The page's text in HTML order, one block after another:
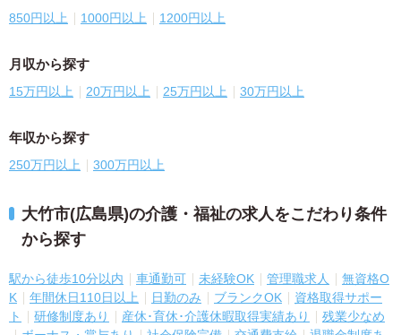
850円以上 1000円以上 1200円以上
月収から探す
15万円以上 20万円以上 25万円以上 30万円以上
年収から探す
250万円以上 300万円以上
大竹市(広島県)の介護・福祉の求人をこだわり条件
から探す
駅から徒歩10分以内 車通勤可 未経験OK 管理職求人
無資格O
K
年間休日110日以上 日勤のみ ブランクOK
資格取得サポー
ト
研修制度あり 産休･育休･介護休暇取得実績あり
残業少なめ